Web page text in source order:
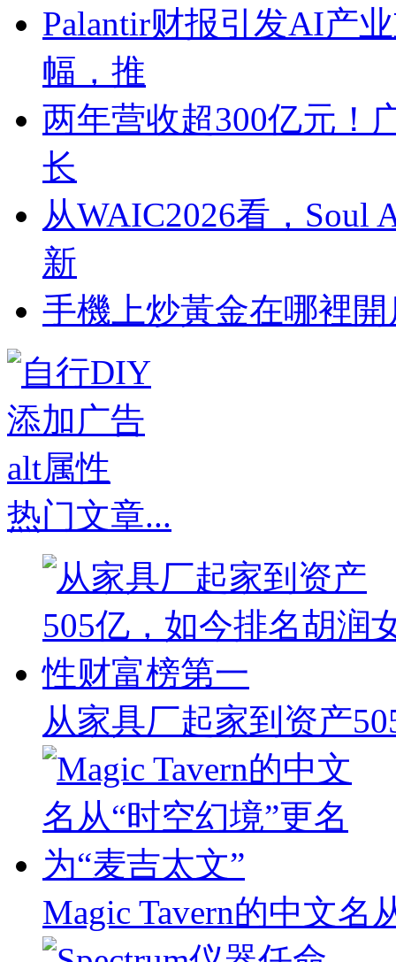
Palantir财报引发AI产
幅，推
两年营收超300亿元！
长
从WAIC2026看，Soul
新
手機上炒黃金在哪裡
热门文章...
从家具厂起家到资产
Magic Tavern的中文名